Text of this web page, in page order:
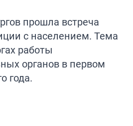
прошла встреча
с населением. Тема
работы
органов в первом
года.